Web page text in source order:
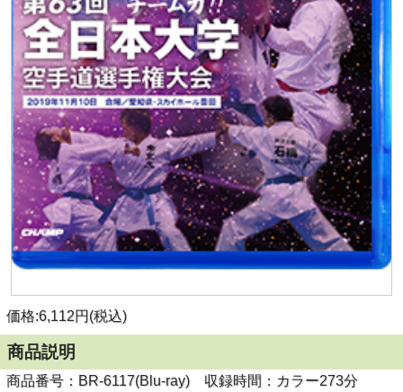
価格:6,112円(税込)
商品説明
商品番号：BR-6117(Blu-ray) 収録時間：カラー273分